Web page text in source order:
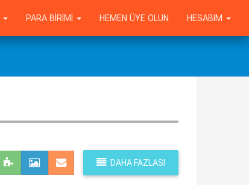
HESABIM
HEMEN ÜYE OLUN
PARA BIRIMI
DAHA FAZLASI